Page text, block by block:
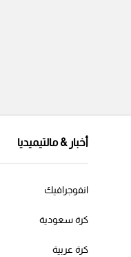
أخبار & مالتيميديا
انفوجرافيك
كرة سعودية
كرة عربية